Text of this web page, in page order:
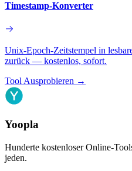
Timestamp-Konverter
Unix-Epoch-Zeitstempel in
zurück — kostenlos, sofort.
Tool Ausprobieren →
Yoopla
Hunderte kostenloser Online-
jeden.